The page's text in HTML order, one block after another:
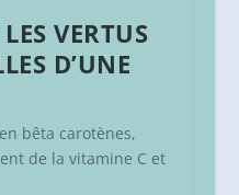
VERTUS
D’UNE
bêta carotènes,
de la vitamine C et